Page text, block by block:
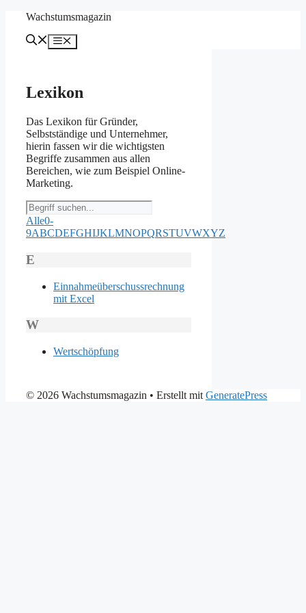
springen
Wachstumsmagazin
Menü
Lexikon
Das Lexikon für Gründer,
Selbstständige und Unternehmer,
hierin fassen wir die wichtigsten
Begriffe zusammen aus allen
Bereichen, wie zum Beispiel Online-
Marketing.
Alle0-
9ABCDEFGHIJKLMNOPQRSTUVWXYZ
E
Einnahmeüberschussrechnung
mit Excel
W
Wertschöpfung
© 2026 Wachstumsmagazin • Erstellt mit GeneratePress